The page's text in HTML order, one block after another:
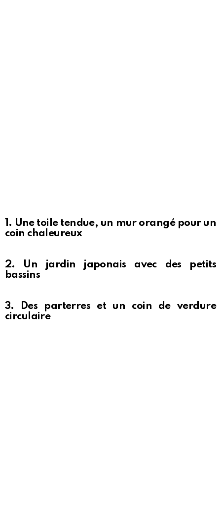
1. Une toile tendue, un mur orangé pour un
coin chaleureux
2. Un jardin japonais avec des petits
bassins
3. Des parterres et un coin de verdure
circulaire